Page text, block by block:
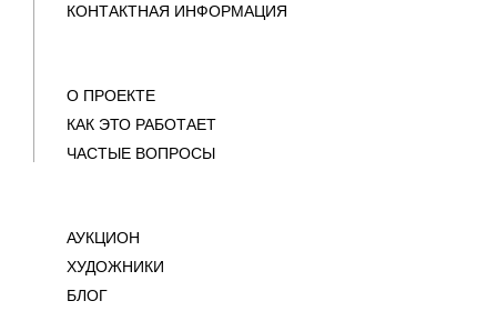
КОНТАКТНАЯ ИНФОРМАЦИЯ
О ПРОЕКТЕ
КАК ЭТО РАБОТАЕТ
ЧАСТЫЕ ВОПРОСЫ
АУКЦИОН
ХУДОЖНИКИ
БЛОГ